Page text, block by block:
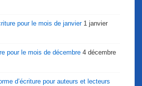
pour le mois de janvier 1 janvier
pour le mois de décembre 4 décembre
d’écriture pour auteurs et lecteurs